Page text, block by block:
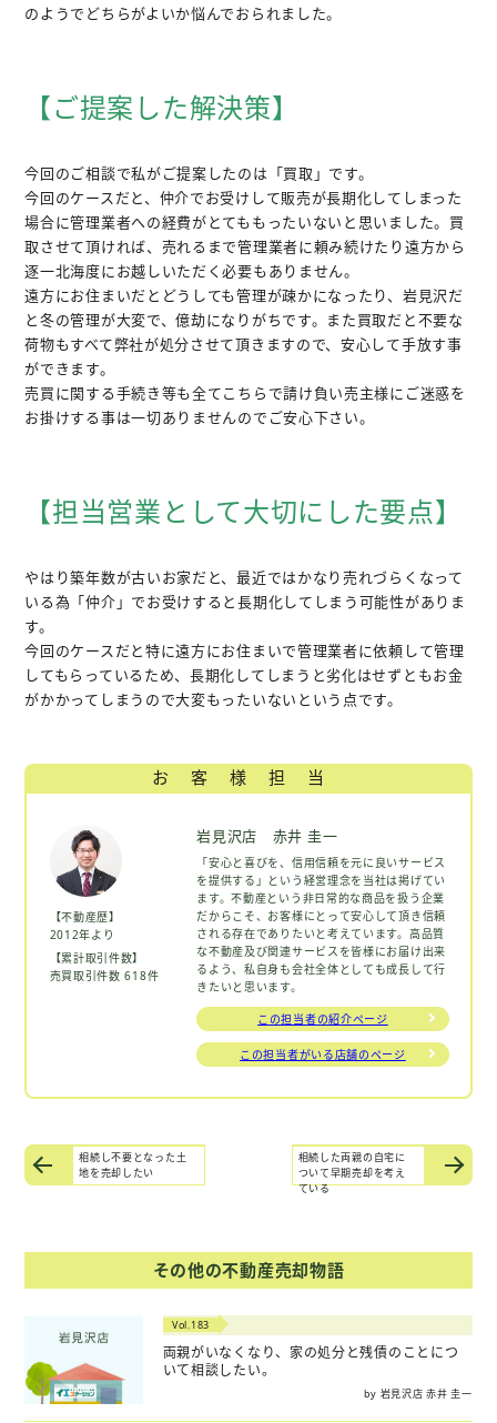
のようでどちらがよいか悩んでおられました。
【ご提案した解決策】
今回のご相談で私がご提案したのは「買取」です。
今回のケースだと、仲介でお受けして販売が長期化してしまった
場合に管理業者への経費がとてももったいないと思いました。買
取させて頂ければ、売れるまで管理業者に頼み続けたり遠方から
逐一北海度にお越しいただく必要もありません。
遠方にお住まいだとどうしても管理が疎かになったり、岩見沢だ
と冬の管理が大変で、億劫になりがちです。また買取だと不要な
荷物もすべて弊社が処分させて頂きますので、安心して手放す事
ができます。
売買に関する手続き等も全てこちらで請け負い売主様にご迷惑を
お掛けする事は一切ありませんのでご安心下さい。
【担当営業として大切にした要点】
やはり築年数が古いお家だと、最近ではかなり売れづらくなって
いる為「仲介」でお受けすると長期化してしまう可能性がありま
す。
今回のケースだと特に遠方にお住まいで管理業者に依頼して管理
してもらっているため、長期化してしまうと劣化はせずともお金
がかかってしまうので大変もったいないという点です。
お客様担当
【不動産歴】
2012年より
【累計取引件数】
売買取引件数 618件
岩見沢店 赤井 圭一
「安心と喜びを、信用信頼を元に良いサービス
を提供する」という経営理念を当社は掲げてい
ます。不動産という非日常的な商品を扱う企業
だからこそ、お客様にとって安心して頂き信頼
される存在でありたいと考えています。高品質
な不動産及び関連サービスを皆様にお届け出来
るよう、私自身も会社全体としても成長して行
きたいと思います。
この担当者の紹介ページ
この担当者がいる店舗のページ
相続し不要となった土
地を売却したい
相続した両親の自宅に
ついて早期売却を考え
ている
その他の不動産売却物語
Vol.183
両親がいなくなり、家の処分と残債のことにつ
いて相談したい。
by 岩見沢店 赤井 圭一